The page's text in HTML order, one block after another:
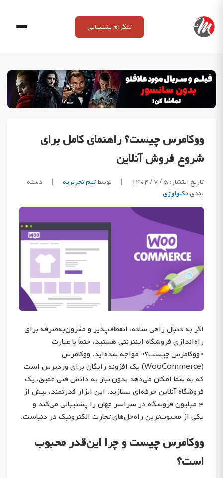
content
تلگرام پشتیبانی
ووکامرس چیست؟ راهنمای کامل برای
شروع فروش آنلاین
تاریخ انتشار: ۵ / ۷ / ۱۴۰۴ | توسطتیم تحریریه |
دسته
بندیتکنولوژی
اگر به دنبال راهی ساده، انعطاف‌پذیر و مقرون‌به‌صرفه برای
راه‌اندازی فروشگاه اینترنتی هستید، حتماً با عبارت
«ووکامرس چیست؟» مواجه شده‌اید. ووکامرس
(WooCommerce) یک افزونه رایگان برای وردپرس است
که به شما امکان می‌دهد بدون نیاز به دانش فنی عمیق، یک
فروشگاه آنلاین حرفه‌ای بسازید. این ابزار قدرتمند، بیش از
۴ میلیون فروشگاه در سراسر جهان را پشتیبانی می‌کند و
یکی از محبوب‌ترین راه‌حل‌های تجارت الکترونیک در دنیاست.
ووکامرس چیست و چرا این‌قدر محبوب
است؟